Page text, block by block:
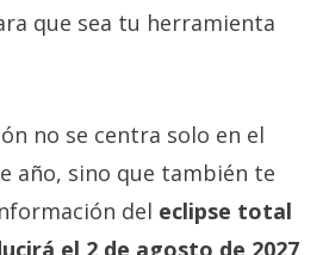
que sea tu herramienta
no se centra solo en el
año, sino que también te
del eclipse total
el 2 de agosto de 2027